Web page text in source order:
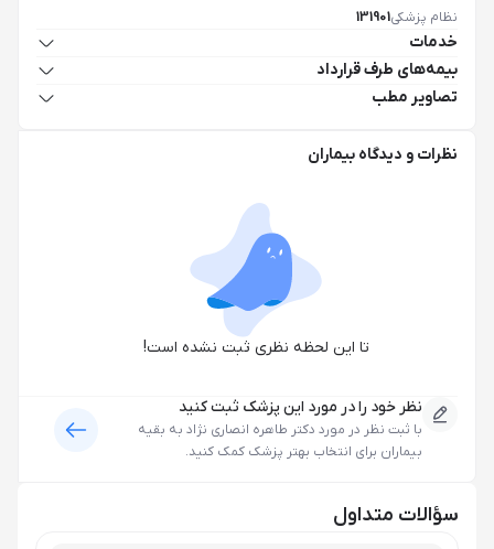
نظام پزشکی131901
خدمات
بیمه‌های طرف قرارداد
تصاویر مطب
نظرات و دیدگاه بیماران
تا این لحظه نظری ثبت نشده است!
نظر خود را در مورد این پزشک ثبت کنید
با ثبت نظر در مورد دکتر طاهره انصاری نژاد به بقیه
بیماران برای انتخاب بهتر پزشک کمک کنید.
سؤالات متداول